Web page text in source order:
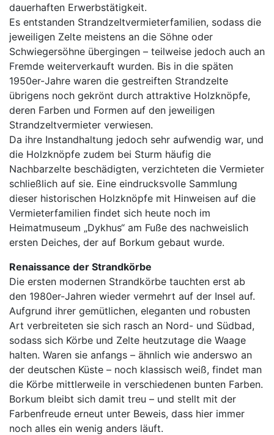
dauerhaften Erwerbstätigkeit.
Es entstanden Strandzeltvermieterfamilien, sodass die
jeweiligen Zelte meistens an die Söhne oder
Schwiegersöhne übergingen – teilweise jedoch auch an
Fremde weiterverkauft wurden. Bis in die späten
1950er-Jahre waren die gestreiften Strandzelte
übrigens noch gekrönt durch attraktive Holzknöpfe,
deren Farben und Formen auf den jeweiligen
Strandzeltvermieter verwiesen.
Da ihre Instandhaltung jedoch sehr aufwendig war, und
die Holzknöpfe zudem bei Sturm häufig die
Nachbarzelte beschädigten, verzichteten die Vermieter
schließlich auf sie. Eine eindrucksvolle Sammlung
dieser historischen Holzknöpfe mit Hinweisen auf die
Vermieterfamilien findet sich heute noch im
Heimatmuseum „Dykhus“ am Fuße des nachweislich
ersten Deiches, der auf Borkum gebaut wurde.
Renaissance der Strandkörbe
Die ersten modernen Strandkörbe tauchten erst ab
den 1980er-Jahren wieder vermehrt auf der Insel auf.
Aufgrund ihrer gemütlichen, eleganten und robusten
Art verbreiteten sie sich rasch an Nord- und Südbad,
sodass sich Körbe und Zelte heutzutage die Waage
halten. Waren sie anfangs – ähnlich wie anderswo an
der deutschen Küste – noch klassisch weiß, findet man
die Körbe mittlerweile in verschiedenen bunten Farben.
Borkum bleibt sich damit treu – und stellt mit der
Farbenfreude erneut unter Beweis, dass hier immer
noch alles ein wenig anders läuft.